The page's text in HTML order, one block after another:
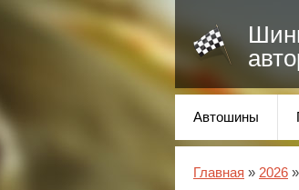
Автошины
Главная » 2026 »